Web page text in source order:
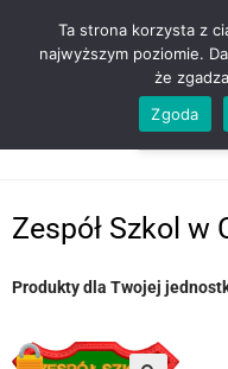
Zespół Szkol w
Produkty dla Twojej
Ta strona korzysta z
najwyższym poziomie.
że
Zgoda